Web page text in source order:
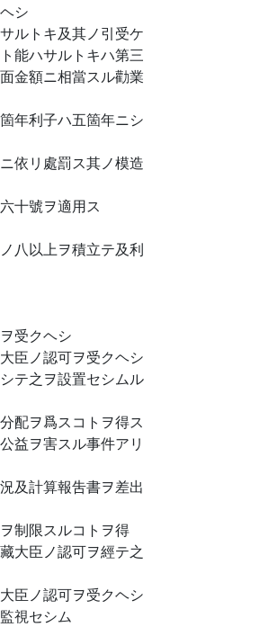
シ
ルトキ及其ノ引受ケ
能ハサルトキハ第三
金額ニ相當スル勸業
年利子ハ五箇年ニシ
依リ處罰ス其ノ模造
十號ヲ適用ス
八以上ヲ積立テ及利
受クヘシ
臣ノ認可ヲ受クヘシ
テ之ヲ設置セシムル
配ヲ爲スコトヲ得ス
益ヲ害スル事件アリ
及計算報吿書ヲ差出
制限スルコトヲ得
大臣ノ認可ヲ經テ之
臣ノ認可ヲ受クヘシ
視セシム